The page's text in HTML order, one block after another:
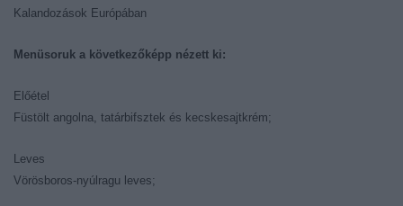
Kalandozások Európában
Menüsoruk a következőképp nézett ki:
Előétel
Füstölt angolna, tatárbifsztek és kecskesajtkrém;
Leves
Vörösboros-nyúlragu leves;